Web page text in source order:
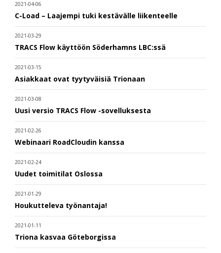
2021-04-06
C-Load – Laajempi tuki kestävälle liikenteelle
2021-03-29
TRACS Flow käyttöön Söderhamns LBC:ssä
2021-03-15
Asiakkaat ovat tyytyväisiä Trionaan
2021-03-08
Uusi versio TRACS Flow -sovelluksesta
2021-02-26
Webinaari RoadCloudin kanssa
2021-02-24
Uudet toimitilat Oslossa
2021-01-29
Houkutteleva työnantaja!
2021-01-11
Triona kasvaa Göteborgissa